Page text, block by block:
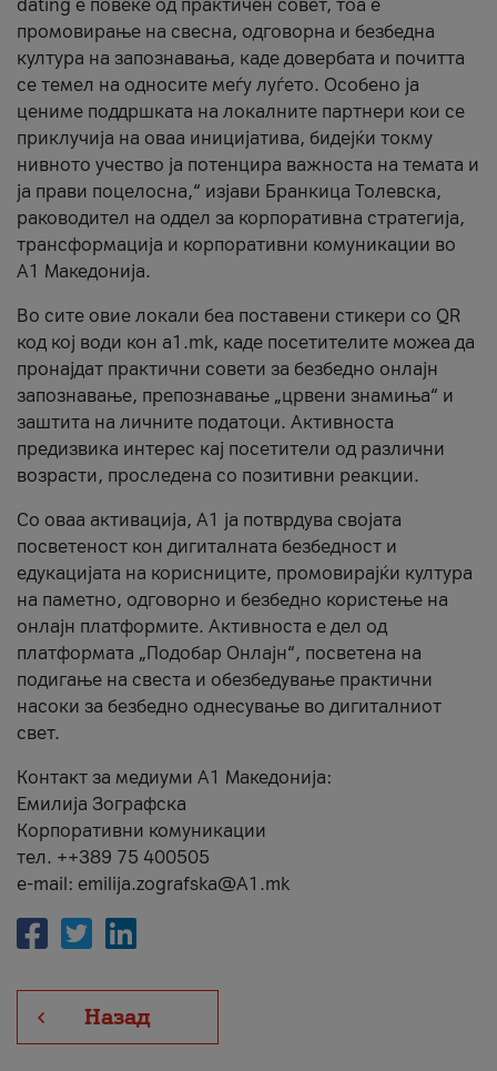
dating е повеќе од практичен совет, тоа е
промовирање на свесна, одговорна и безбедна
култура на запознавања, каде довербата и почитта
се темел на односите меѓу луѓето. Особено ја
цениме поддршката на локалните партнери кои се
приклучија на оваа иницијатива, бидејќи токму
нивното учество ја потенцира важноста на темата и
ја прави поцелосна,“ изјави Бранкица Толевска,
раководител на оддел за корпоративна стратегија,
трансформација и корпоративни комуникации во
А1 Македонија.
Во сите овие локали беа поставени стикери со QR
код кој води кон a1.mk, каде посетителите можеа да
пронајдат практични совети за безбедно онлајн
запознавање, препознавање „црвени знамиња“ и
заштита на личните податоци. Активноста
предизвика интерес кај посетители од различни
возрасти, проследена со позитивни реакции.
Со оваа активација, А1 ја потврдува својата
посветеност кон дигиталната безбедност и
едукацијата на корисниците, промовирајќи култура
на паметно, одговорно и безбедно користење на
онлајн платформите. Активноста е дел од
платформата „Подобар Онлајн“, посветена на
подигање на свеста и обезбедување практични
насоки за безбедно однесување во дигиталниот
свет.
Контакт за медиуми А1 Македонија:
Емилија Зографска
Корпоративни комуникации
тел. ++389 75 400505
e-mail: emilija.zografska@A1.mk
Назад